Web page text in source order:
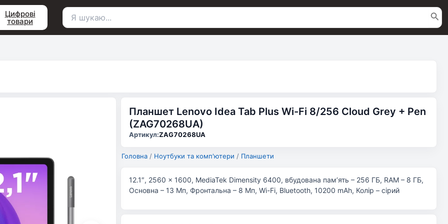
Цифрові
товари
Пошук
Планшет Lenovo Idea Tab Plus Wi-Fi 8/256 Cloud Grey + Pen
(ZAG70268UA)
Артикул:ZAG70268UA
Головна / Ноутбуки та комп'ютери / Планшети
12.1″, 2560 x 1600, MediaTek Dimensity 6400, вбудована пам’ять – 256 ГБ, RAM – 8 ГБ,
Основна – 13 Мп, Фронтальна – 8 Мп, Wi-Fi, Bluetooth, 10200 mAh, Колір – сірий